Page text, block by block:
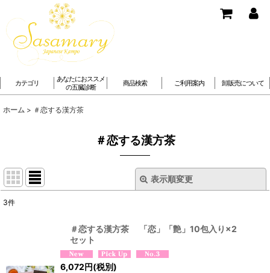
カテゴリ
あなたにおススメ
の五臓診断
商品検索 ご利用案内 卸販売について
ホーム > ＃恋する漢方茶
＃恋する漢方茶
表示順変更
3件
＃恋する漢方茶 「恋」「艶」10包入り×2
セット
6,072円(税別)